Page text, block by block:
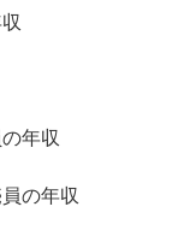
年収
の年収